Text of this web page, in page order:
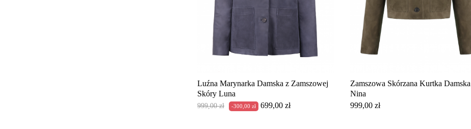
Luźna Marynarka Damska z Zamszowej
Skóry Luna
Cena
999,00 zł -300,00 zł Cena
699,00 zł
Zamszowa Skórzana Kurtka Damska
Nina
Cena
999,00 zł